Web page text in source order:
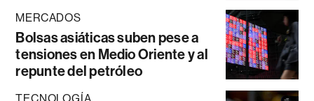
MERCADOS
Bolsas asiáticas suben pese a
tensiones en Medio Oriente y al
repunte del petróleo